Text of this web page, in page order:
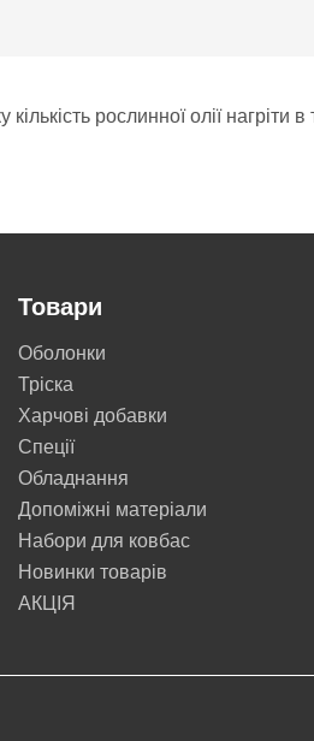
рослинної олії нагріти
Товари
Оболонки
Тріска
Харчові добавки
Cпеції
Обладнання
Допоміжні матеріали
Набори для ковбас
Новинки товарів
АКЦІЯ